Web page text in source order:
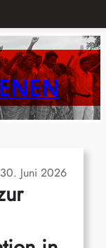
30. Juni 2026